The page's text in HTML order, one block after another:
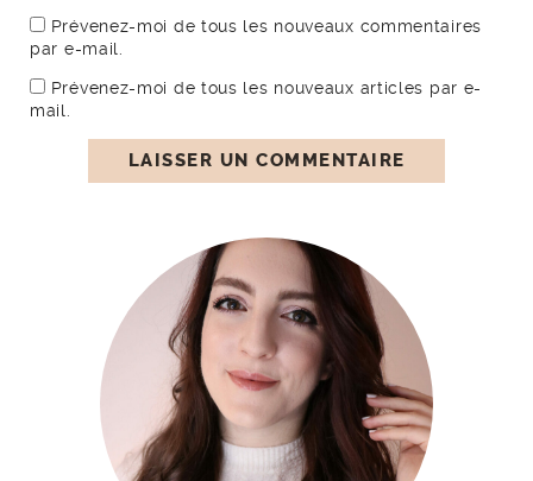
Prévenez-moi de tous les nouveaux commentaires
par e-mail.
Prévenez-moi de tous les nouveaux articles par e-
mail.